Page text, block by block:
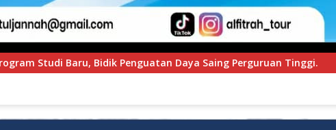
Daya Saing Perguruan Tinggi. PT Pegadaian Kanwil VI